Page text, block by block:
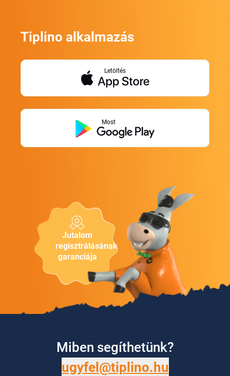
Jutalom
regisztrálásának
garanciája
Tiplino alkalmazás
Letöltés
Most
Miben segíthetünk?
ugyfel@tiplino.hu